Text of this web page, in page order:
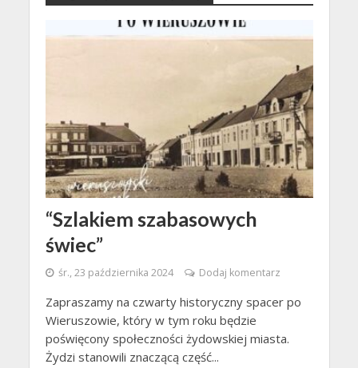
“Szlakiem szabasowych
świec”
śr., 23 października 2024 Dodaj komentarz
Zapraszamy na czwarty historyczny spacer po
Wieruszowie, który w tym roku będzie
poświęcony społeczności żydowskiej miasta.
Żydzi stanowili znaczącą część...